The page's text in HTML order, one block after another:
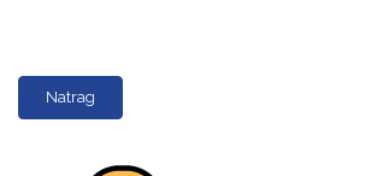
Natrag